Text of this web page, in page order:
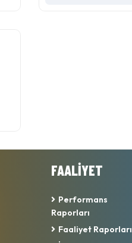
FAALİYET
Performans
Raporları
Faaliyet Raporları